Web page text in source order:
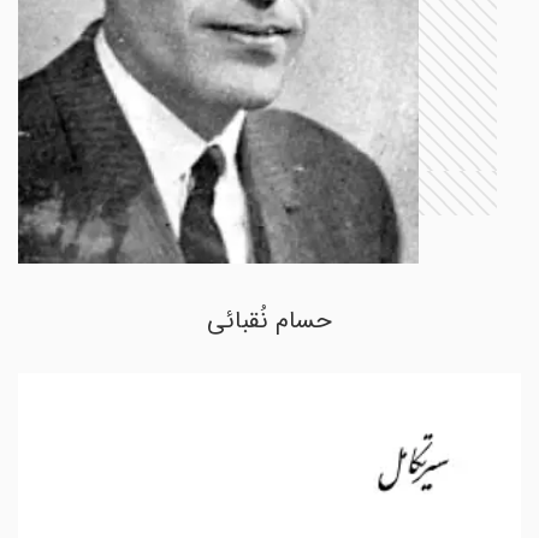
حسام نُقبائی